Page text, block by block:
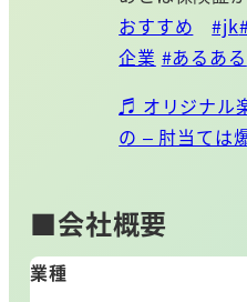
おすすめ
#jk
企業 #あるある
♬ オリジナル
の – 肘当ては
■会社概要
業種